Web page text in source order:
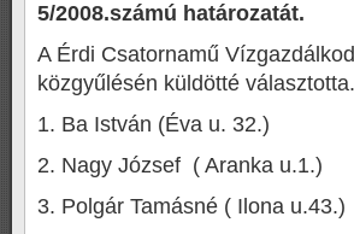
5/2008.számú határozatát.
A Érdi Csatornamű
közgyűlésén küldötté választotta.
1. Ba István (Éva u. 32.)
2. Nagy József ( Aranka u.1.)
3. Polgár Tamásné ( Ilona u.43.)